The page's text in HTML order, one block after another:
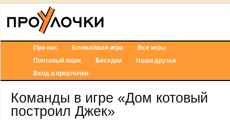
Про нас Ближайшая игра
Все игры
Почтовый ящик
Беседки
Наши друзья
Вход в проулочки
Команды в игре «Дом котовый
построил Джек»